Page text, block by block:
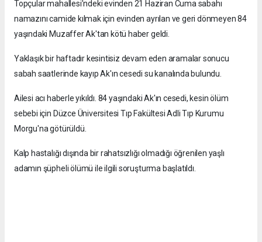
Topçular mahallesi’ndeki evinden 21 Haziran Cuma sabahı
namazını camide kılmak için evinden ayrılan ve geri dönmeyen 84
yaşındaki Muzaffer Ak'tan kötü haber geldi.
Yaklaşık bir haftadır kesintisiz devam eden aramalar sonucu
sabah saatlerinde kayıp Ak'ın cesedi su kanalında bulundu.
Ailesi acı haberle yıkıldı. 84 yaşındaki Ak'ın cesedi, kesin ölüm
sebebi için Düzce Üniversitesi Tıp Fakültesi Adli Tıp Kurumu
Morgu'na götürüldü.
Kalp hastalığı dışında bir rahatsızlığı olmadığı öğrenilen yaşlı
adamın şüpheli ölümü ile ilgili soruşturma başlatıldı.